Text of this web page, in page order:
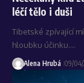
léčí tělo i duši
Tibetské zpívající
hloubku účinku.…
Alena Hrubá 09/04/